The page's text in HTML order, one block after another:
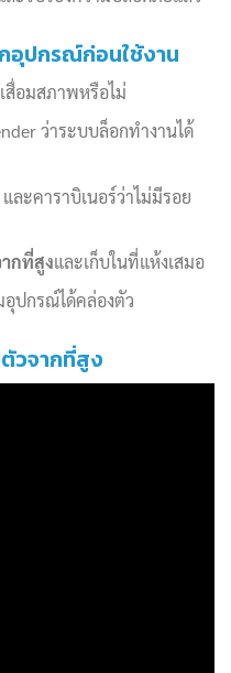
อุปกรณ์ก่อนใช้งาน
สื่อมสภาพหรือไม่
ว่าระบบล็อกทำงานได้
ละคาราบิเนอร์ว่าไม่มีรอย
กที่สูงและเก็บในที่แห้งเสมอ
ปกรณ์ได้คล่องตัว
วจากที่สูง